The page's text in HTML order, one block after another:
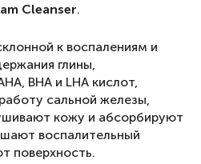
Cleanser.
к воспалениям и
глины,
BHA и LHA кислот,
сальной железы,
кожу и абсорбируют
воспалительный
поверхность.